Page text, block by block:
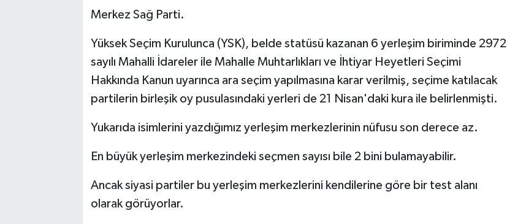
Merkez Sağ Parti.
Yüksek Seçim Kurulunca (YSK), belde statüsü kazanan 6 yerleşim biriminde 2972
sayılı Mahalli İdareler ile Mahalle Muhtarlıkları ve İhtiyar Heyetleri Seçimi
Hakkında Kanun uyarınca ara seçim yapılmasına karar verilmiş, seçime katılacak
partilerin birleşik oy pusulasındaki yerleri de 21 Nisan'daki kura ile belirlenmişti.
Yukarıda isimlerini yazdığımız yerleşim merkezlerinin nüfusu son derece az.
En büyük yerleşim merkezindeki seçmen sayısı bile 2 bini bulamayabilir.
Ancak siyasi partiler bu yerleşim merkezlerini kendilerine göre bir test alanı
olarak görüyorlar.